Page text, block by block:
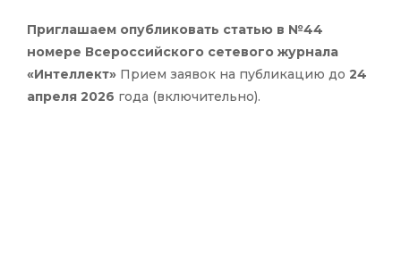
Приглашаем опубликовать статью в №44
номере Всероссийского сетевого журнала
«Интеллект» Прием заявок на публикацию до 24
апреля 2026 года (включительно).